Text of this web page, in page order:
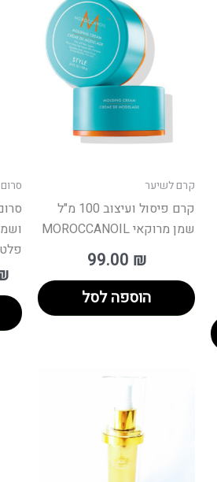
קרם לשיער
קרם פיסול ועיצוב 100 מ"ל
שמן מרוקאי MOROCCANOIL
99.00 ₪
הוספה לסל
הנוכחי
90.00 ₪.